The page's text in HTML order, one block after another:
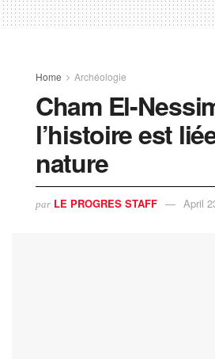
Home Archéologie
Cham El-
l’histoire est
nature
par LE PROGRES STAFF April